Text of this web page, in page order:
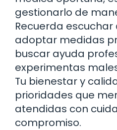
gestionarlo de
Recuerda escuchar
adoptar medidas
buscar ayuda
experimentas
Tu bienestar y
prioridades que
atendidas con
compromiso.